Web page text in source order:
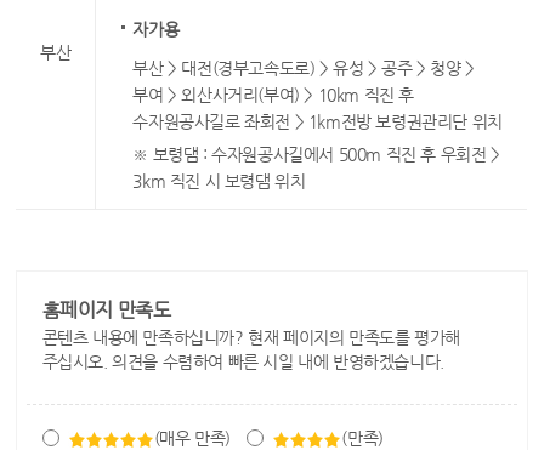
부산
자가용
부산 > 대전(경부고속도로) > 유성 > 공주 > 청양 >
부여 > 외산사거리(부여) > 10km 직진 후
수자원공사길로 좌회전 > 1km전방 보령권관리단 위치
※ 보령댐 : 수자원공사길에서 500m 직진 후 우회전 >
3km 직진 시 보령댐 위치
홈페이지 만족도
콘텐츠 내용에 만족하십니까? 현재 페이지의 만족도를 평가해
주십시오. 의견을 수렴하여 빠른 시일 내에 반영하겠습니다.
(매우 만족) (만족)